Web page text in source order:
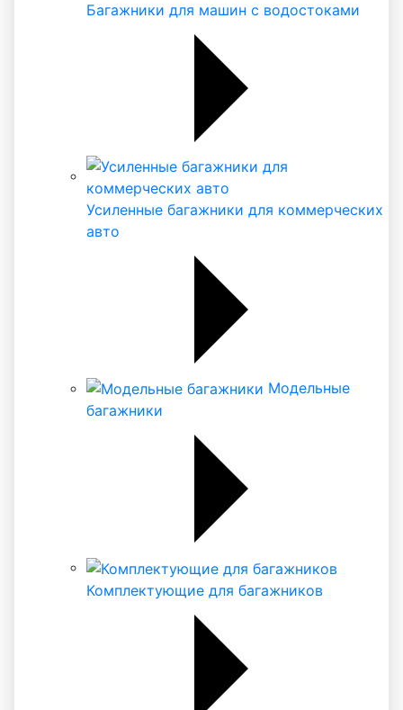
Багажники для машин с водостоками
Усиленные багажники для коммерческих
авто
Модельные
багажники
Комплектующие для багажников